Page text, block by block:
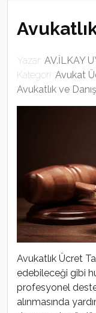
Yazar: AV.İLKAY
Kategori: Avukat
Avukatlık ve
Avukatlık Ücret
edebileceği gibi
profesyonel
alınmasında